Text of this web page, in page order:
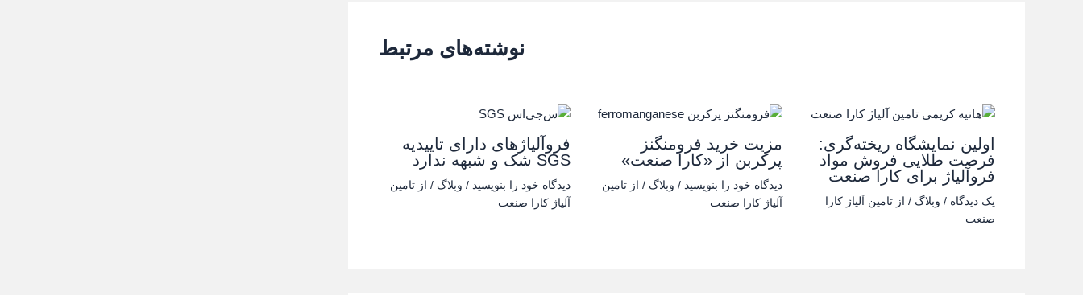
نوشته‌های مرتبط
اولین نمایشگاه ریخته‌گری:
فرصت طلایی فروش مواد
فروآلیاژ برای کارا صنعت
یک دیدگاه / وبلاگ / از تامین آلیاژ کارا
صنعت
مزیت خرید فرومنگنز
پرکربن از «کارا صنعت»
دیدگاه‌ خود را بنویسید / وبلاگ / از تامین
آلیاژ کارا صنعت
فروآلیاژهای دارای تاییدیه
SGS شک و شبهه ندارد
دیدگاه‌ خود را بنویسید / وبلاگ / از تامین
آلیاژ کارا صنعت